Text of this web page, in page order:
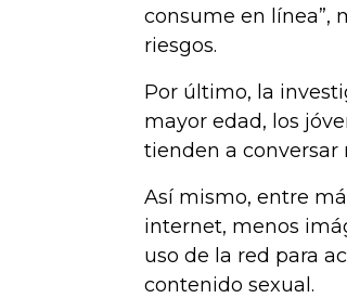
consume en línea”,
riesgos.
Por último, la
mayor edad, los
tienden a conversar
Así mismo, entre
internet, menos
uso de la red para
contenido sexual.